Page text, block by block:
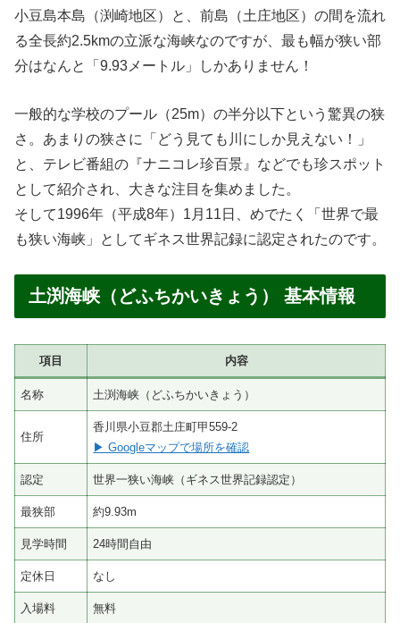
小豆島本島（渕崎地区）と、前島（土庄地区）の間を流れ
る全長約2.5kmの立派な海峡なのですが、最も幅が狭い部
分はなんと「9.93メートル」しかありません！
一般的な学校のプール（25m）の半分以下という驚異の狭
さ。あまりの狭さに「どう見ても川にしか見えない！」
と、テレビ番組の『ナニコレ珍百景』などでも珍スポット
として紹介され、大きな注目を集めました。
そして1996年（平成8年）1月11日、めでたく「世界で最
も狭い海峡」としてギネス世界記録に認定されたのです。
土渕海峡（どふちかいきょう） 基本情報
項目 内容
名称 土渕海峡（どふちかいきょう）
住所
香川県小豆郡土庄町甲559-2
▶ Googleマップで場所を確認
認定 世界一狭い海峡（ギネス世界記録認定）
最狭部 約9.93m
見学時間 24時間自由
定休日 なし
入場料 無料